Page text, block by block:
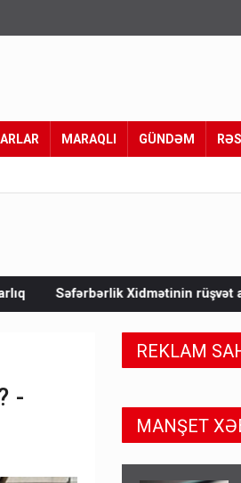
MARAQLI GÜNDƏM
rüşvət alan əməkdaşları HƏBS
-
REKLAM
MANŞET